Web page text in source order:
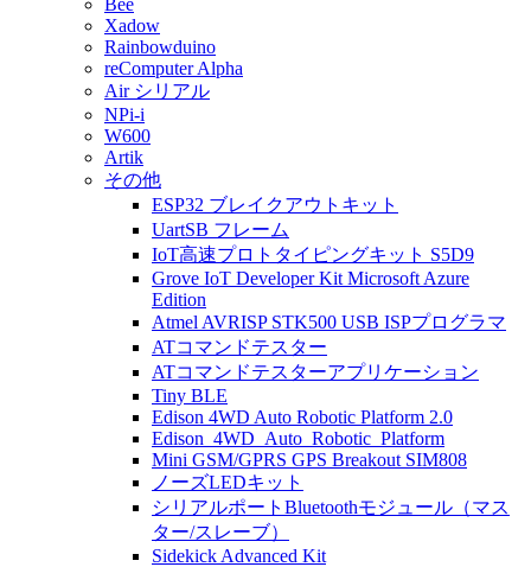
Bee
Xadow
Rainbowduino
reComputer Alpha
Air シリアル
NPi-i
W600
Artik
その他
ESP32 ブレイクアウトキット
UartSB フレーム
IoT高速プロトタイピングキット S5D9
Grove IoT Developer Kit Microsoft Azure
Edition
Atmel AVRISP STK500 USB ISPプログラマ
ATコマンドテスター
ATコマンドテスターアプリケーション
Tiny BLE
Edison 4WD Auto Robotic Platform 2.0
Edison_4WD_Auto_Robotic_Platform
Mini GSM/GPRS GPS Breakout SIM808
ノーズLEDキット
シリアルポートBluetoothモジュール（マス
ター/スレーブ）
Sidekick Advanced Kit